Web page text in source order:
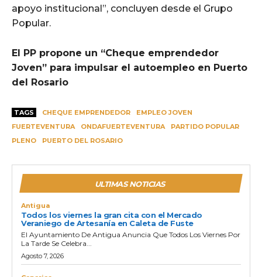
apoyo institucional”, concluyen desde el Grupo
Popular.
El PP propone un “Cheque emprendedor
Joven” para impulsar el autoempleo en Puerto
del Rosario
TAGS CHEQUE EMPRENDEDOR
EMPLEO JOVEN
FUERTEVENTURA
ONDAFUERTEVENTURA
PARTIDO POPULAR
PLENO
PUERTO DEL ROSARIO
ULTIMAS NOTICIAS
Antigua
Todos los viernes la gran cita con el Mercado
Veraniego de Artesanía en Caleta de Fuste
El Ayuntamiento De Antigua Anuncia Que Todos Los Viernes Por
La Tarde Se Celebra...
Agosto 7, 2026